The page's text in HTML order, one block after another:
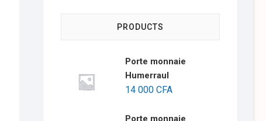
PRODUCTS
Porte monnaie
Humerraul
14 000 CFA
Porte monnaie